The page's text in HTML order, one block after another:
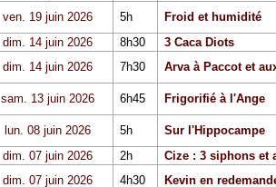
ven. 19 juin 2026 5h Froid et humidité
dim. 14 juin 2026 8h30 3 Caca Diots
dim. 14 juin 2026 7h30 Arva à Paccot et
sam. 13 juin 2026 6h45 Frigorifié à l'Ange
lun. 08 juin 2026 5h Sur l'Hippocampe
dim. 07 juin 2026 2h Cize : 3 siphons et
dim. 07 juin 2026 4h30 Kevin en